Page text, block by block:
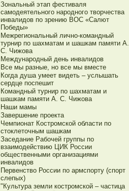
Зональный этап фестиваля
самодеятельного народного творчества
инвалидов по зрению ВОС «Салют
Победы»
Межрегиональный лично-командный
турнир по шахматам и шашкам памяти А.
С. Чижова
Международный день инвалидов
Все мы разные, но все мы вместе
Когда душа умеет видеть – услышать
сердце поспешит
Командный турнир по шахматам и
шашкам памяти А. С. Чижова
Наши мамы
Завершение проекта
Чемпионат Костромской области по
стоклеточным шашкам
Заседание Рабочей группы по
взаимодействию ЦИК России
общественными организациями
инвалидов
Первенство России по армспорту (спорт
слепых)
"Культура земли костромской – частица